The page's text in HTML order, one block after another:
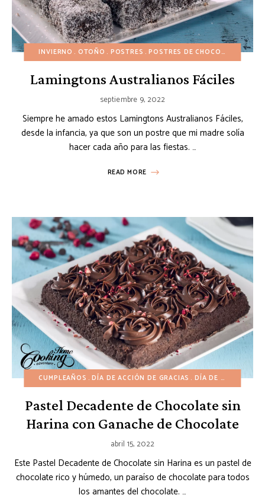
INVIERNO OTOÑO POSTRES POSTRES DE CHOCOLATE
Lamingtons Australianos Fáciles
septiembre 9, 2022
Siempre he amado estos Lamingtons Australianos Fáciles,
desde la infancia, ya que son un postre que mi madre solía
hacer cada año para las fiestas. …
READ MORE
CUMPLEAÑOS DÍA DE ACCIÓN DE GRACIAS DÍA DE SAN VALENTÍN
Pastel Decadente de Chocolate sin
Harina con Ganache de Chocolate
abril 15, 2022
Este Pastel Decadente de Chocolate sin Harina es un pastel de
chocolate rico y húmedo, un paraíso de chocolate para todos
los amantes del chocolate. …